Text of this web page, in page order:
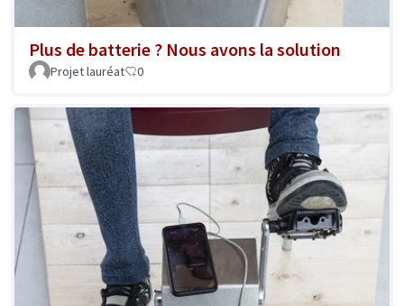
Plus de batterie ? Nous avons la solution
Projet lauréat 0